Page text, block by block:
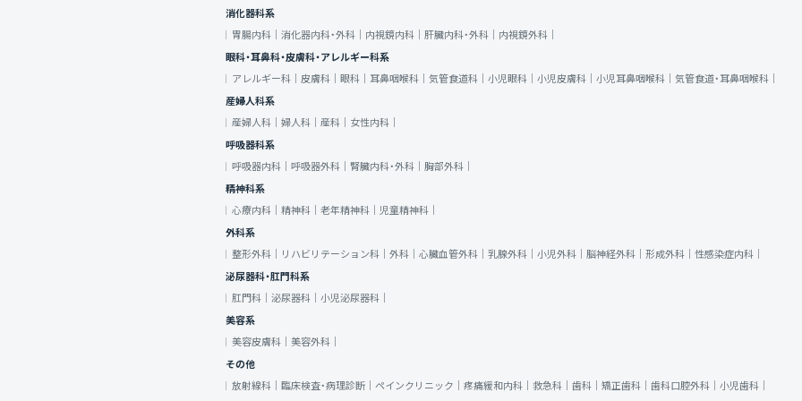
消化器科系
胃腸内科｜ 消化器内科・外科｜ 内視鏡内科｜ 肝臓内科・外科｜ 内視鏡外科｜
眼科・耳鼻科・皮膚科・アレルギー科系
アレルギー科｜ 皮膚科｜ 眼科｜ 耳鼻咽喉科｜ 気管食道科｜ 小児眼科｜ 小児皮膚科｜ 小児耳鼻咽喉科｜ 気管食道・耳鼻咽喉科｜
産婦人科系
産婦人科｜ 婦人科｜ 産科｜ 女性内科｜
呼吸器科系
呼吸器内科｜ 呼吸器外科｜ 腎臓内科・外科｜ 胸部外科｜
精神科系
心療内科｜ 精神科｜ 老年精神科｜ 児童精神科｜
外科系
整形外科｜
リハビリテーション科｜ 外科｜ 心臓血管外科｜ 乳腺外科｜ 小児外科｜ 脳神経外科｜ 形成外科｜ 性感染症内科｜
泌尿器科・肛門科系
肛門科｜ 泌尿器科｜ 小児泌尿器科｜
美容系
美容皮膚科｜ 美容外科｜
その他
放射線科｜ 臨床検査・病理診断｜ ペインクリニック｜ 疼痛緩和内科｜ 救急科｜ 歯科｜ 矯正歯科｜ 歯科口腔外科｜ 小児歯科｜